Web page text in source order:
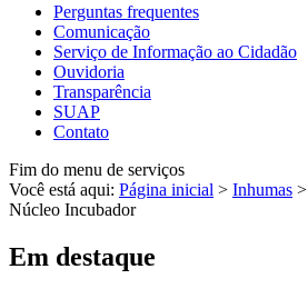
Perguntas frequentes
Comunicação
Serviço de Informação ao Cidadão
Ouvidoria
Transparência
SUAP
Contato
Fim do menu de serviços
Você está aqui: Página inicial > Inhumas >
Núcleo Incubador
Em destaque